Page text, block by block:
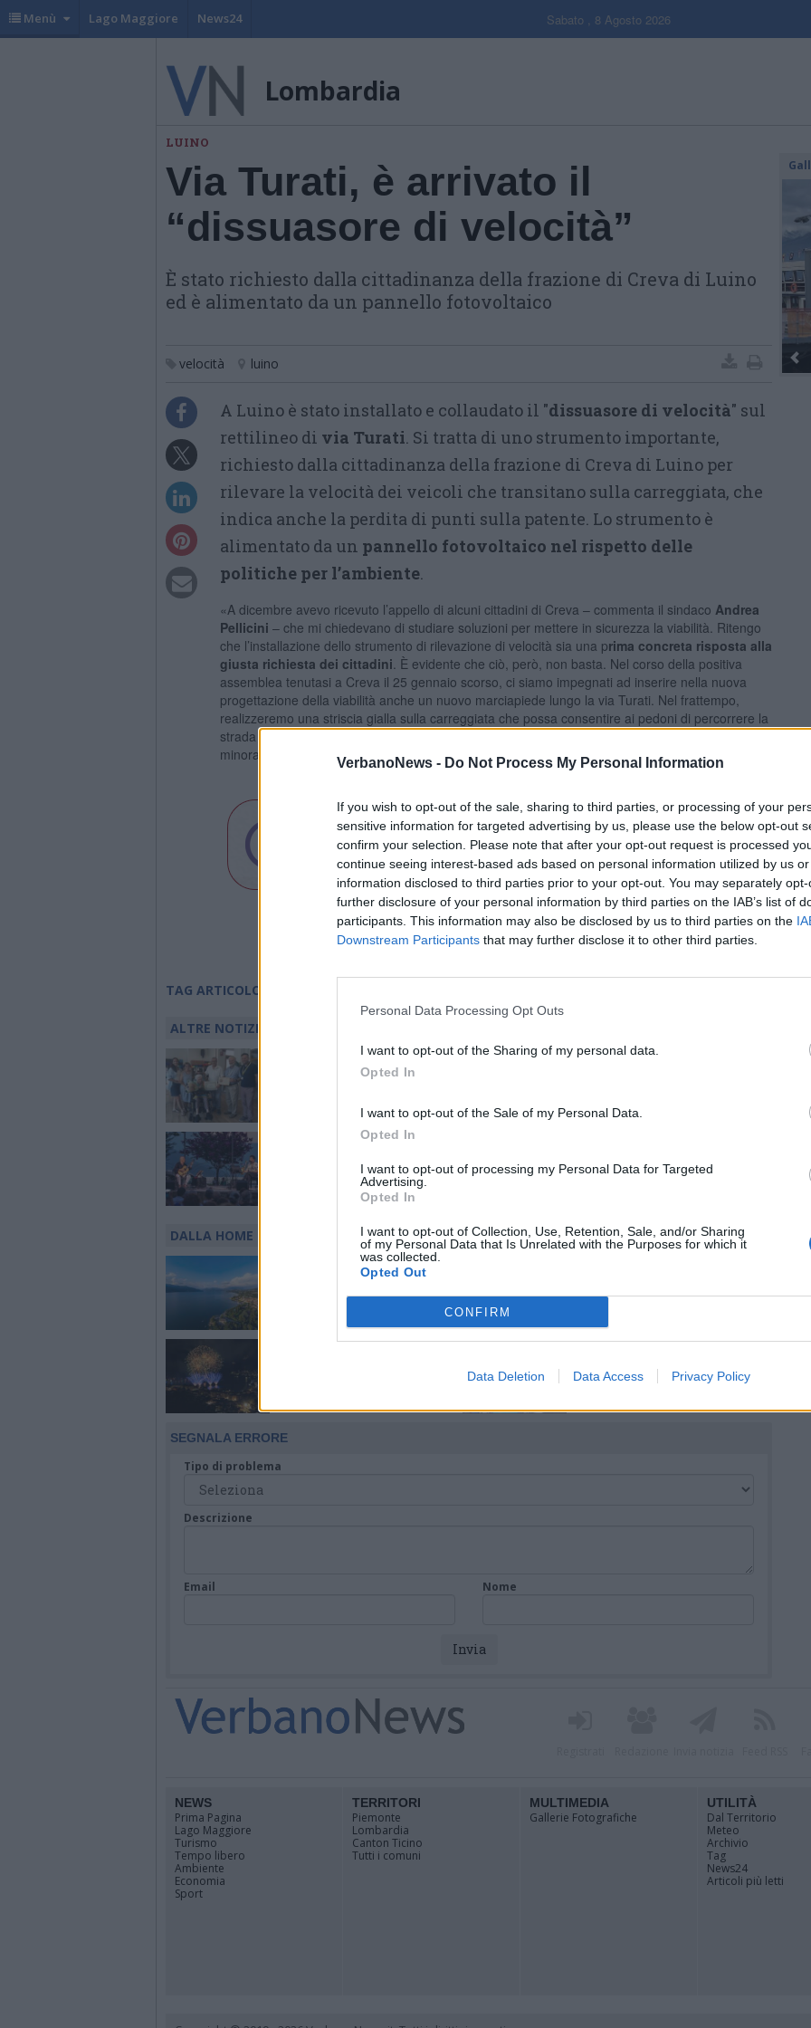
VerbanoNews - Do Not Process My Personal Information
If you wish to opt-out of the sale, sharing to third parties, or processing of your
sensitive information for targeted advertising by us, please use the below opt-out
confirm your selection. Please note that after your opt-out request is processed
continue seeing interest-based ads based on personal information utilized by us
information disclosed to third parties prior to your opt-out. You may separately
further disclosure of your personal information by third parties on the IAB’s list of
participants. This information may also be disclosed by us to third parties on the
Downstream Participants that may further disclose it to other third parties.
Personal Data Processing Opt Outs
I want to opt-out of the Sharing of my personal data.
Opted In
I want to opt-out of the Sale of my Personal Data.
Opted In
I want to opt-out of processing my Personal Data for Targeted
Advertising.
Opted In
I want to opt-out of Collection, Use, Retention, Sale, and/or Sharing
of my Personal Data that Is Unrelated with the Purposes for which it
was collected.
Opted Out
CONFIRM
Data Deletion Data Access Privacy Policy
Menù Lago Maggiore News24 Sabato , 8 Agosto 2026
Lombardia
LUINO
Via Turati, è arrivato il
“dissuasore di velocità”
È stato richiesto dalla cittadinanza della frazione di Creva di Luino
ed è alimentato da un pannello fotovoltaico
velocità luino
A Luino è stato installato e collaudato il "dissuasore di velocità" sul
rettilineo di via Turati. Si tratta di uno strumento importante,
richiesto dalla cittadinanza della frazione di Creva di Luino per
rilevare la velocità dei veicoli che transitano sulla carreggiata, che
indica anche la perdita di punti sulla patente. Lo strumento è
alimentato da un pannello fotovoltaico nel rispetto delle
politiche per l’ambiente.
«A dicembre avevo ricevuto l’appello di alcuni cittadini di Creva – commenta il sindaco Andrea
Pellicini – che mi chiedevano di studiare soluzioni per mettere in sicurezza la viabilità. Ritengo
che l’installazione dello strumento di rilevazione di velocità sia una prima concreta risposta alla
giusta richiesta dei cittadini. È evidente che ciò, però, non basta. Nel corso della positiva
assemblea tenutasi a Creva il 25 gennaio scorso, ci siamo impegnati ad inserire nella nuova
progettazione della viabilità anche un nuovo marciapiede lungo la via Turati. Nel frattempo,
realizzeremo una striscia gialla sulla carreggiata che possa consentire ai pedoni di percorrere la
strada in sicurezza. Ringrazio davvero per questo suggerimento il Consigliere Comunale di
minoranza Antonino Baratta».
Via Confalonieri, 5
Tutti gli eventi
diagosto
Pubblicato il 04 Febbraio 2011
TAG ARTICOLO
ALTRE NOTIZIE DI LUINO
Luino festeggia la maestra
anni tra scuola, famiglia e
LUINO
mi sono sentita meno sola”
Bedero: torna Jazz in
Maggiore con quattro
concerti “vista lago”
decide sul filo di lana:
DALLA HOME
LAGO MAGGIORE
Cosa fare sul Lago Maggiore
nel weekend del 7, 8 e 9
sentiero del Sasso del
escursionisti inglesi
ORTA SAN GIULIO
LAVENO MOMBELLO
lungolago di Laveno
per l’inaugurazione
SEGNALA ERRORE
Tipo di problema
Descrizione
Email Nome
NEWS
Prima Pagina
Lago Maggiore
Turismo
Tempo libero
Ambiente
Economia
Sport
TERRITORI
Piemonte
Lombardia
Canton Ticino
Tutti i comuni
MULTIMEDIA
Gallerie Fotografiche
UTILITÀ
Dal Territorio
Meteo
Archivio
Tag
News24
Articoli più letti